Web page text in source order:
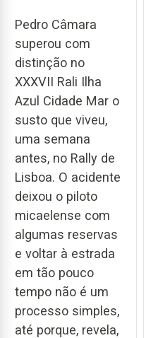
Pedro Câmara
superou com
distinção no
XXXVII Rali Ilha
Azul Cidade Mar o
susto que viveu,
uma semana
antes, no Rally de
Lisboa. O acidente
deixou o piloto
micaelense com
algumas reservas
e voltar à estrada
em tão pouco
tempo não é um
processo simples,
até porque, revela,